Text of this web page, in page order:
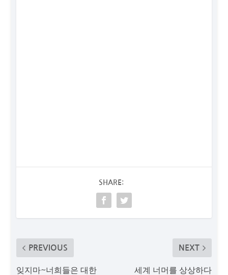
SHARE:
PREVIOUS
잊지마~너희들은 대한
NEXT
세계 너머를 상상하다